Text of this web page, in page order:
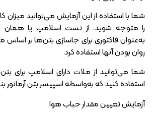
شما با استفاده از این آزمایش می‌توانید میزان
را متوجه شوید. از تست اسلامپ یا همان
به‌عنوان فاکتوری برای جاسازی بتن‌ها بر اساس
روان‌ بودن آنها استفاده کرد.
شما می‌توانید از ملات دارای اسلامپ برای
استفاده کنید که به‌واسطه اسپیسر بتن آرماتور
آزمایش تعیین مقدار حباب هوا